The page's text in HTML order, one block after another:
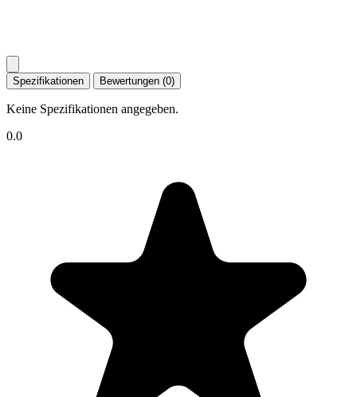
Spezifikationen Bewertungen (0)
Keine Spezifikationen angegeben.
0.0